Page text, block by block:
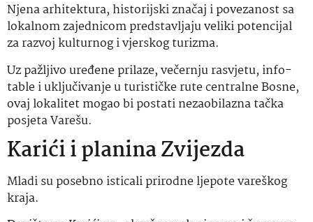
Njena arhitektura, historijski značaj i povezanost sa
lokalnom zajednicom predstavljaju veliki potencijal
za razvoj kulturnog i vjerskog turizma.
Uz pažljivo uređene prilaze, večernju rasvjetu, info-
table i uključivanje u turističke rute centralne Bosne,
ovaj lokalitet mogao bi postati nezaobilazna tačka
posjeta Varešu.
Karići i planina Zvijezda
Mladi su posebno isticali prirodne ljepote vareškog
kraja.